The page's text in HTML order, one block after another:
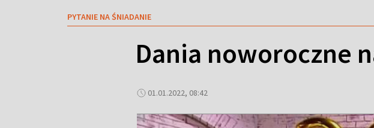
PYTANIE NA ŚNIADANIE
Dania noworoczne
01.01.2022, 08:42